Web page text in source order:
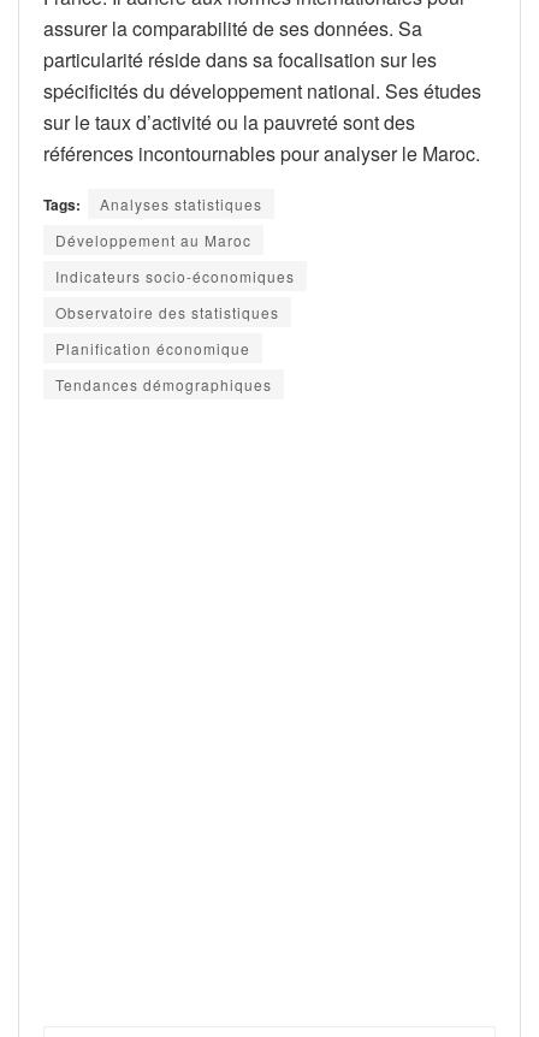
assurer la comparabilité de ses données. Sa
particularité réside dans sa focalisation sur les
spécificités du développement national. Ses études
sur le taux d’activité ou la pauvreté sont des
références incontournables pour analyser le Maroc.
Tags:
Analyses statistiques
Développement au Maroc
Indicateurs socio-économiques
Observatoire des statistiques
Planification économique
Tendances démographiques